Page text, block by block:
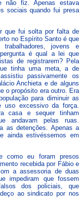
não fiz. Apenas estava
sociais quando fui presa
que fui solta por falta de
no Espírito Santo é que
jovens e
é qual a lei que
de registrarem? Pela
tinha uma meta, a de
passivamente os
Anchieta e de alguns
o propósito era outro. Era
para diminuir as
uso excessivo da força.
casa e sequer tinham
andavam pelas ruas.
as detenções. Apenas a
ainda estivéssemos em
como eu foram presos
recebida por Fábio e
a assessoria de duas
impediram que fossem
dos policiais, que
ao sindicato por nos